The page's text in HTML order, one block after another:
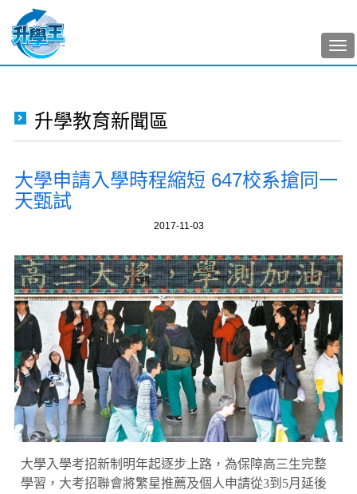
升學教育新聞區
大學申請入學時程縮短 647校系搶同一
天甄試
2017-11-03
大學入學考招新制明年起逐步上路，為保障高三生完整
學習，大考招聯會將繁星推薦及個人申請從3到5月延後